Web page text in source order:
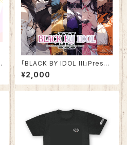
「BLACK BY IDOL lll」Presen
ted by SOUTH OF HEAVEN
¥2,000